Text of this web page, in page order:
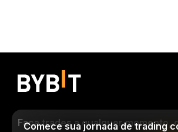
Faça trades a qualquer momento,
Comece sua jornada de trading